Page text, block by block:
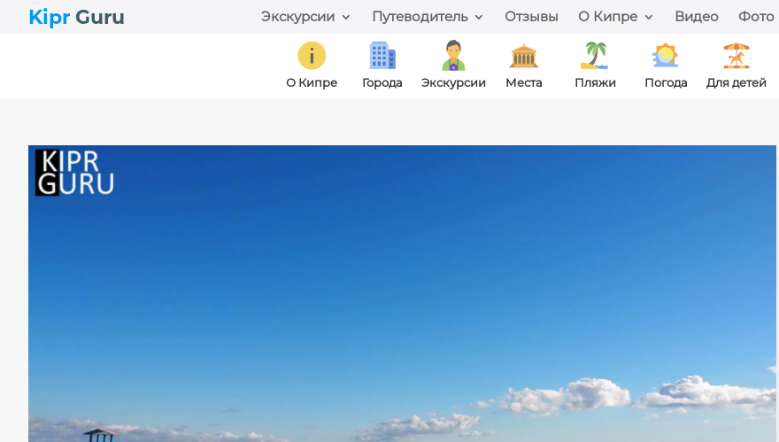
Kipr Guru Экскурсии Путеводитель Отзывы О Кипре Видео Фото
О Кипре Города Экскурсии Места Пляжи Погода Для детей